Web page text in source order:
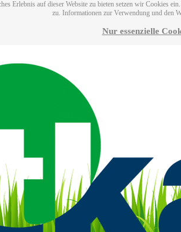
Erlebnis auf dieser Website zu bieten setzen wir Cookies
zu. Informationen zur Verwendung und den
Nur essenzielle